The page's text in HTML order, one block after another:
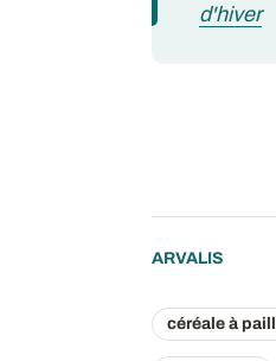
d'hiver
ARVALIS
céréale à